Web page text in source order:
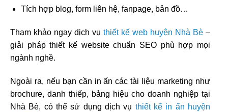
Tích hợp blog, form liên hệ, fanpage, bản đồ…
Tham khảo ngay dịch vụ thiết kế web huyện Nhà Bè –
giải pháp thiết kế website chuẩn SEO phù hợp mọi
ngành nghề.
Ngoài ra, nếu bạn cần in ấn các tài liệu marketing như
brochure, danh thiếp, bảng hiệu cho doanh nghiệp tại
Nhà Bè, có thể sử dụng dịch vụ thiết kế in ấn huyện